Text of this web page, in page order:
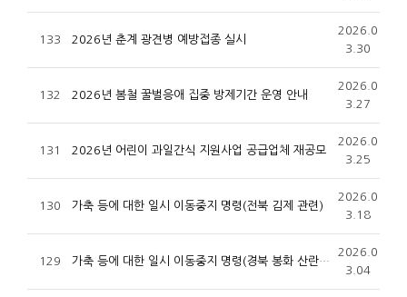
133 2026년 춘계 광견병 예방접종 실시
2026.0
3.30
132 2026년 봄철 꿀벌응애 집중 방제기간 운영 안내
2026.0
3.27
131 2026년 어린이 과일간식 지원사업 공급업체 재공모
2026.0
3.25
130 가축 등에 대한 일시 이동중지 명령(전북 김제 관련)
2026.0
3.18
129 가축 등에 대한 일시 이동중지 명령(경북 봉화 산란계 AI)
2026.0
3.04